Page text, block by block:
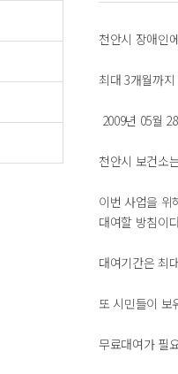
천안시 장애인
최대 3개월까
2009년 05월
천안시 보건소
이번 사업을 위
대여할 방침이
대여기간은 최
또 시민들이 보
무료대여가 필